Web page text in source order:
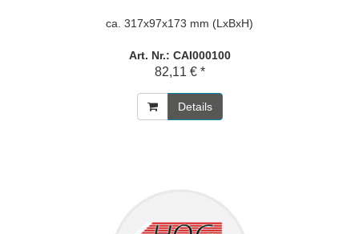
ca. 317x97x173 mm (LxBxH)
Art. Nr.: CAI000100
82,11 € *
Details